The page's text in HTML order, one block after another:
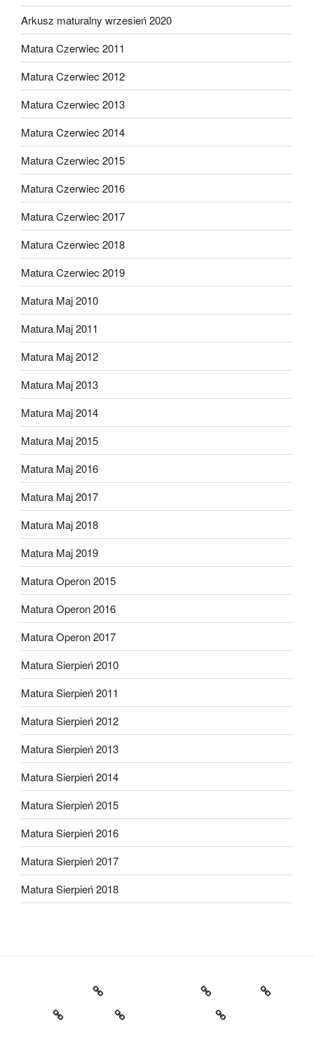
Arkusz maturalny wrzesień 2020
Matura Czerwiec 2011
Matura Czerwiec 2012
Matura Czerwiec 2013
Matura Czerwiec 2014
Matura Czerwiec 2015
Matura Czerwiec 2016
Matura Czerwiec 2017
Matura Czerwiec 2018
Matura Czerwiec 2019
Matura Maj 2010
Matura Maj 2011
Matura Maj 2012
Matura Maj 2013
Matura Maj 2014
Matura Maj 2015
Matura Maj 2016
Matura Maj 2017
Matura Maj 2018
Matura Maj 2019
Matura Operon 2015
Matura Operon 2016
Matura Operon 2017
Matura Sierpień 2010
Matura Sierpień 2011
Matura Sierpień 2012
Matura Sierpień 2013
Matura Sierpień 2014
Matura Sierpień 2015
Matura Sierpień 2016
Matura Sierpień 2017
Matura Sierpień 2018
Strona główna Dlaczego warto?
O mnie
Opinie
Kontakt Chce dołączyć!